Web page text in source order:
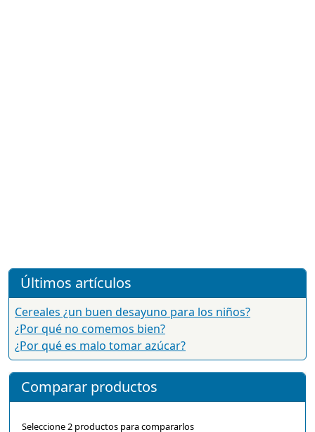
Últimos artículos
Cereales ¿un buen desayuno para los niños?
¿Por qué no comemos bien?
¿Por qué es malo tomar azúcar?
Comparar productos
Seleccione 2 productos para compararlos